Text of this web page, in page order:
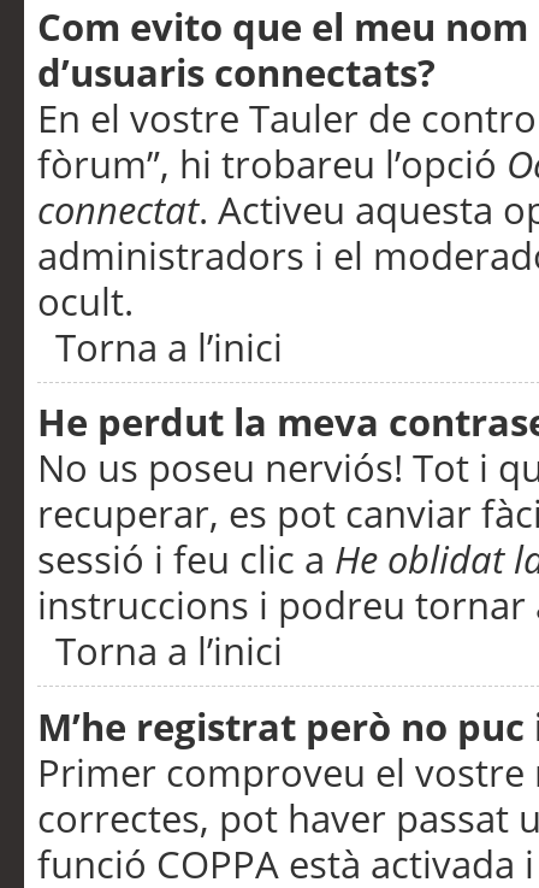
Com evito que el meu
d’usuaris connectats?
En el vostre Tauler de
fòrum”, hi trobareu l’opció
connectat. Activeu aquesta
administradors i el
ocult.
Torna a l’inici
He perdut la meva
No us poseu nerviós! Tot i
recuperar, es pot canviar
sessió i feu clic a He oblidat
instruccions i podreu tornar
Torna a l’inici
M’he registrat però no
Primer comproveu el vostre
correctes, pot haver passat
funció COPPA està